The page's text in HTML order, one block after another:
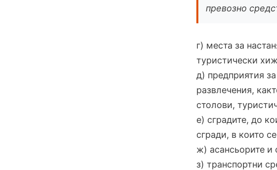
превозно
г) места за
туристически
д) предприятия
развлечения,
столови,
е) сградите, до
сгради, в които
ж) асансьорите и
з) транспортни